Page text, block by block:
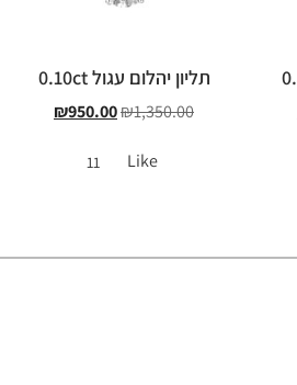
תליון יהלום עגול 0.10ct
₪1,350.00
₪950.00
Like
11